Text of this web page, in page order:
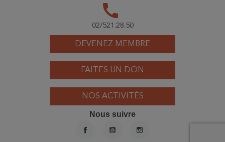
DEVENEZ MEMBRE
FAITES UN DON
NOS ACTIVITÉS
call
02/521.28.50
Nous suivre